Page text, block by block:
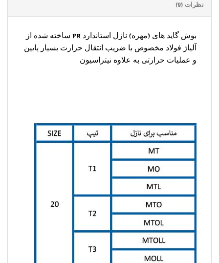
نظرات (0)
بوش گاید های (مهره) نازل استاندارد PR ساخته شده از
آلیاژ فولاد مخصوص با ضریب انتقال حرارت بسیار پایین
و عملیات حرارتی به علاوه نیتراسیون